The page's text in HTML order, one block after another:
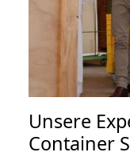
Unsere
Container